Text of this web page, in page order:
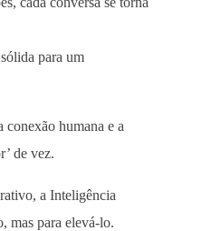
para um
conexão humana e a
de vez.
a Inteligência
mas para elevá-lo.